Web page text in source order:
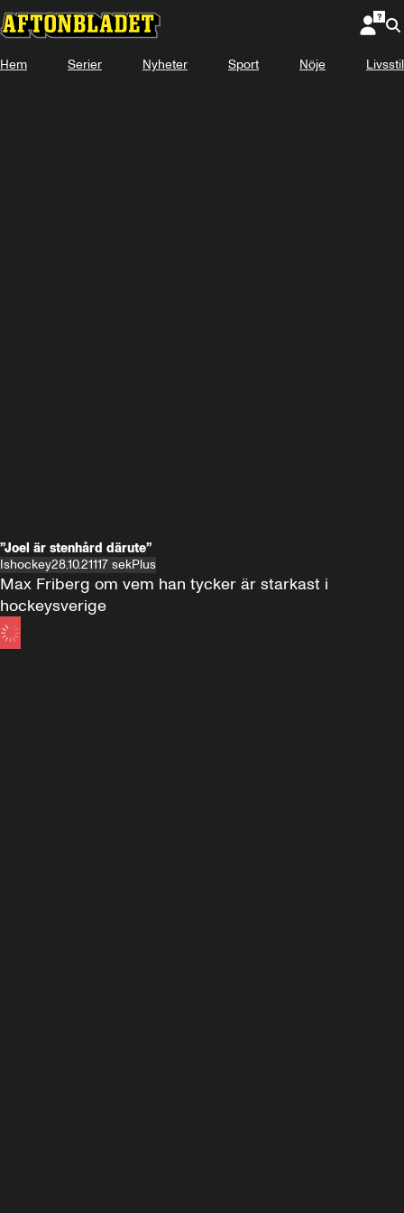
Hem Serier Nyheter Sport Nöje Livsstil
”Joel är stenhård därute”
Ishockey28.10.21117 sekPlus
Max Friberg om vem han tycker är starkast i
hockeysverige